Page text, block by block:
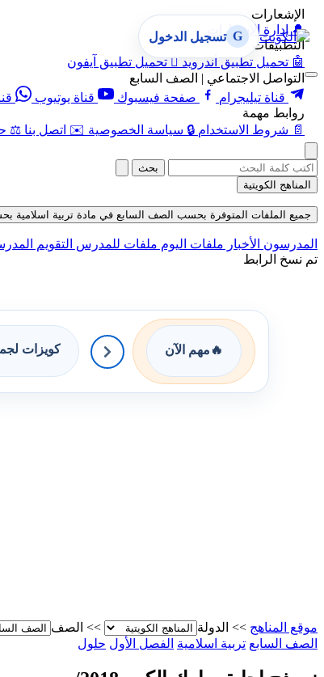
الإشعارات
🔔 إدارة الإشعارات
التطبيقات
🤖 تحميل تطبيق أندرويد  تحميل تطبيق آيفون
التواصل الاجتماعي | الصف السابع
قناة تيليجرام
صفحة فيسبوك قناة يوتيوب
روابط مهمة
📄 شروط الاستخدام 🔒 سياسة الخصوصية ✉️ اتصل بنا ⚖️
G تسجيل الدخول
بحث
المناهج الكويتية
جميع الملفات المتوفرة بحسب الصف السابع في مادة تربية اسلامية بحسب
المدرسون الأخبار ملفات اليوم ملفات للمدرس التقويم
تم نسخ الرابط
🔥 مهم الآن كويزات
موقع المناهج >> الدولة >> الصف
الصف السابع تربية اسلامية الفصل الأول حلول